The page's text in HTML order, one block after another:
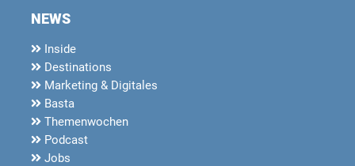
NEWS
Inside
Destinations
Marketing & Digitales
Basta
Themenwochen
Podcast
Jobs